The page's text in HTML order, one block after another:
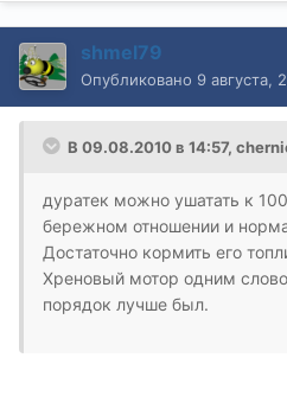
shmel79
Опубликовано 9 августа,
В 09.08.2010 в 14:57,
дуратек можно ушатать к
бережном отношении и
Достаточно кормить его
Хреновый мотор одним
порядок лучше был.